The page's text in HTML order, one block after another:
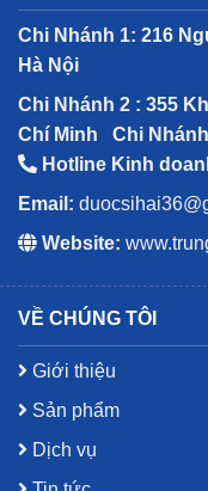
Chi Nhánh 1: 216
Hà Nội
Chi Nhánh 2 : 355
Chí Minh
Chi
Hotline Kinh
Email:
Website:
VỀ CHÚNG TÔI
Giới thiệu
Sản phẩm
Dịch vụ